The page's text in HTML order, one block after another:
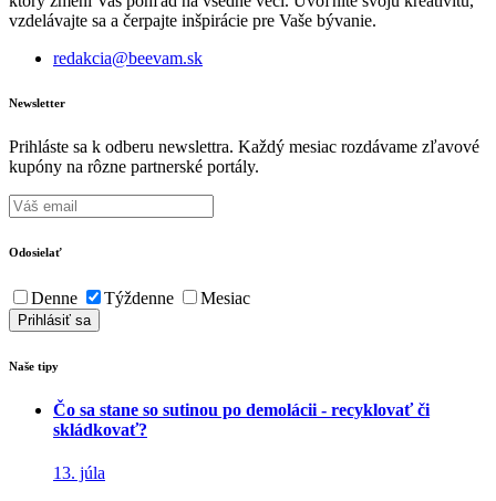
vzdelávajte sa a čerpajte inšpirácie pre Vaše bývanie.
redakcia@beevam.sk
Newsletter
Prihláste sa k odberu newslettra. Každý mesiac rozdávame zľavové
kupóny na rôzne partnerské portály.
Odosielať
Denne Týždenne Mesiac
Naše tipy
Čo sa stane so sutinou po demolácii - recyklovať či
skládkovať?
13. júla